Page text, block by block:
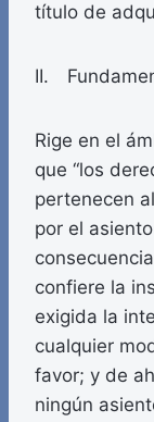
título de
II.
Rige en el
que “los
pertenecen
por el
confiere la
exigida la
cualquier
favor; y de
ningún